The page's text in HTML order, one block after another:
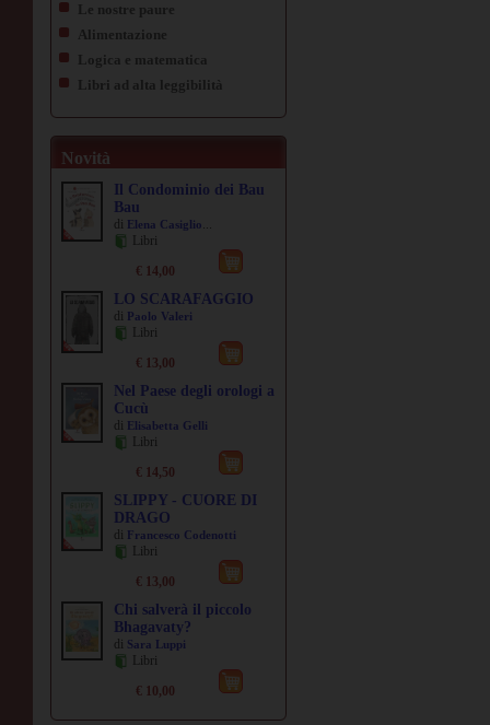
Le nostre paure
Alimentazione
Logica e matematica
Libri ad alta leggibilità
Novità
Il Condominio dei Bau
Bau
di Elena Casiglio...
Libri
€ 14,00
LO SCARAFAGGIO
di Paolo Valeri
Libri
€ 13,00
Nel Paese degli orologi a
Cucù
di Elisabetta Gelli
Libri
€ 14,50
SLIPPY - CUORE DI
DRAGO
di Francesco Codenotti
Libri
€ 13,00
Chi salverà il piccolo
Bhagavaty?
di Sara Luppi
Libri
€ 10,00